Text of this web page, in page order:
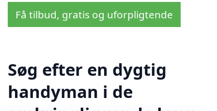
Få tilbud, gratis og uforpligtende
Søg efter en dygtig
handyman i de